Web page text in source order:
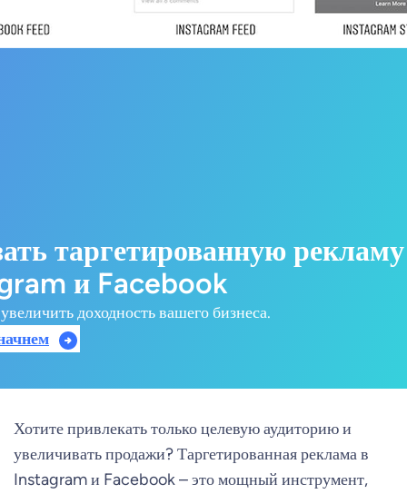
таргетированную
и Facebook
доходность вашего бизнеса.
Хотите привлекать только целевую аудиторию и
увеличивать продажи? Таргетированная реклама в
Instagram и Facebook – это мощный инструмент,